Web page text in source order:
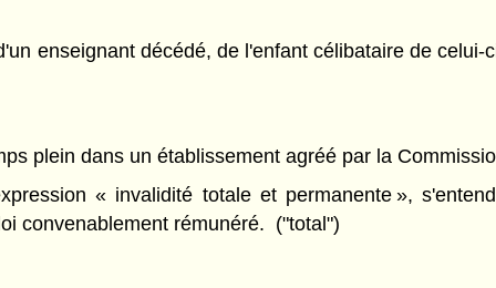
enseignant décédé, de l'enfant célibataire de celui-
plein dans un établissement agréé par la
« invalidité totale et permanente »,
convenablement rémunéré. ("total")